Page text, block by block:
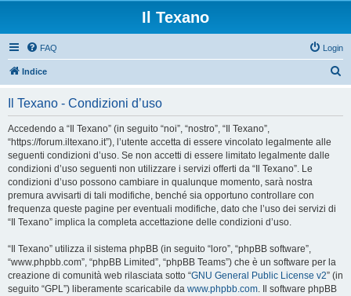
Il Texano
FAQ Login
Indice
Il Texano - Condizioni d’uso
Accedendo a “Il Texano” (in seguito “noi”, “nostro”, “Il Texano”,
“https://forum.iltexano.it”), l’utente accetta di essere vincolato legalmente alle
seguenti condizioni d’uso. Se non accetti di essere limitato legalmente dalle
condizioni d’uso seguenti non utilizzare i servizi offerti da “Il Texano”. Le
condizioni d’uso possono cambiare in qualunque momento, sarà nostra
premura avvisarti di tali modifiche, benché sia opportuno controllare con
frequenza queste pagine per eventuali modifiche, dato che l’uso dei servizi di
“Il Texano” implica la completa accettazione delle condizioni d’uso.
“Il Texano” utilizza il sistema phpBB (in seguito “loro”, “phpBB software”,
“www.phpbb.com”, “phpBB Limited”, “phpBB Teams”) che è un software per la
creazione di comunità web rilasciata sotto “GNU General Public License v2” (in
seguito “GPL”) liberamente scaricabile da www.phpbb.com. Il software phpBB